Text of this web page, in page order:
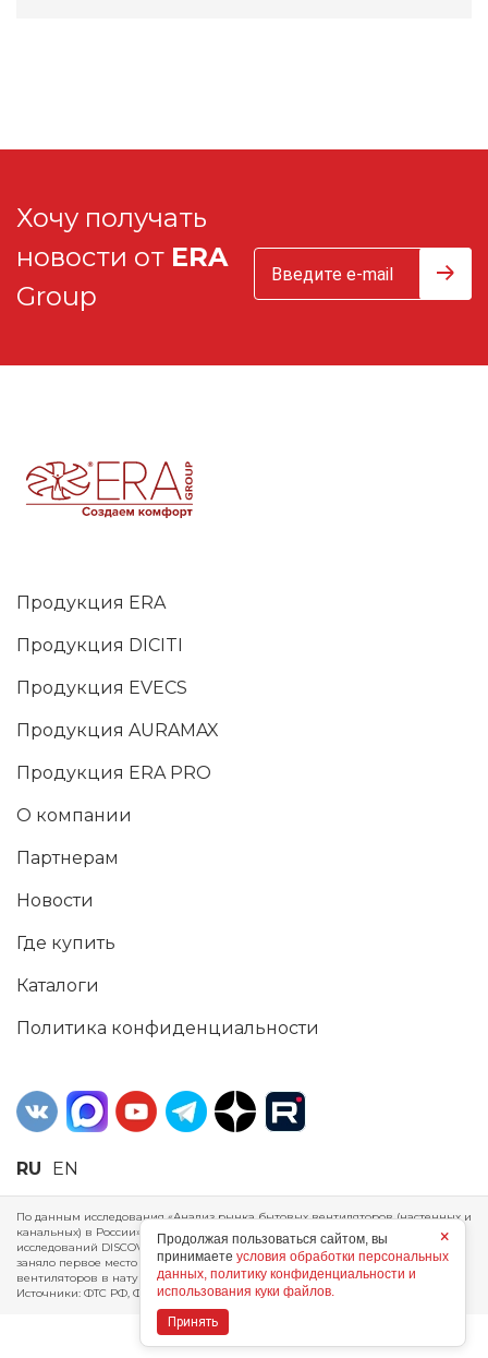
Хочу получать
новости от ERA
Group
Продукция ERA
Продукция DICITI
Продукция EVECS
Продукция AURAMAX
Продукция ERA PRO
О компании
Партнерам
Новости
Где купить
Каталоги
Политика конфиденциальности
RU EN
По данным исследования «Анализ рынка бытовых вентиляторов (настенных и
канальных) в России», проведенного Агентством маркетинговых
исследований DISCOVERY RESEARCH Group, 2025 г. ERA Group (ООО «ЭРА»)
заняло первое место по производству, объему продаж и экспорту бытовых
вентиляторов в натуральном и стоимостном выражении за 2024 год.
Источники: ФТС РФ, ФСГС РФ, исследования DISCOVERY RESEARCH Group.
×
Продолжая пользоваться сайтом, вы
принимаете условия обработки персональных
данных, политику конфиденциальности и
использования куки файлов.
Принять